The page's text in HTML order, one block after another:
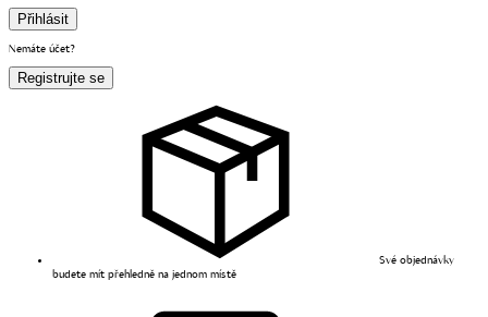
Přihlásit
Nemáte účet?
Registrujte se
Své objednávky
budete mít přehledně na jednom místě